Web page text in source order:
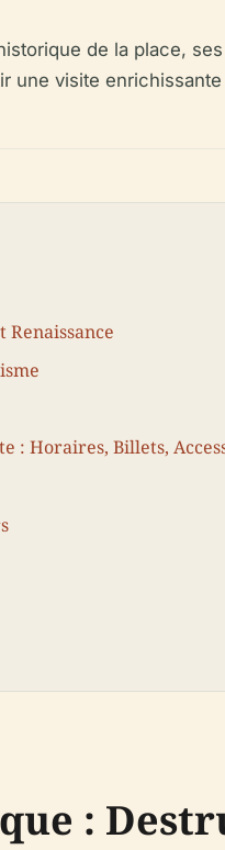
de la place,
une visite
: Horaires, Billets,
: